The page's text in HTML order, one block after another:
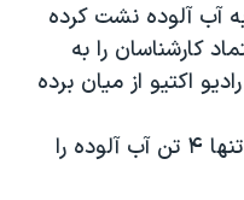
مخزن مشابه آب آلوده نشت کرده
کارشناسان را به
اکتیو از میان برده
تا روز سه شنبه کارگران توانستند تنها ۴ تن آب آلوده را